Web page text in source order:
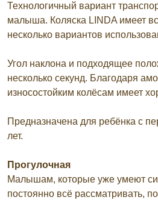
Технологичный вариант
малыша. Коляска LINDA имеет
несколько вариантов
Угол наклона и подходящее
несколько секунд. Благодаря
износостойким колёсам имеет
Предназначена для ребёнка с
лет.
Прогулочная
Малышам, которые уже умеют
постоянно всё рассматривать,